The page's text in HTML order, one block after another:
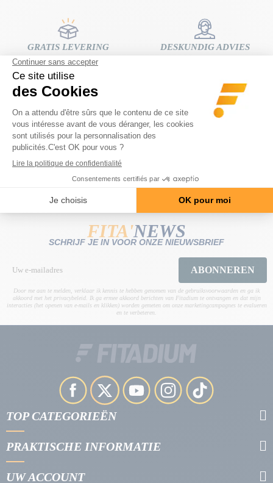
GRATIS LEVERING
Thuisbezorging vanaf € 80
aankoopbedrag
DESKUNDIG ADVIES
EENVOUDIG EN GRATIS
RETOURNEREN
14 dagen om van gedachten te
veranderen
BETALING IN 3 OF 4
FITA'NEWS
SCHRIJF JE IN VOOR ONZE NIEUWSBRIEF
ABONNEREN
Door me aan te melden, verklaar ik kennis te hebben genomen van de gebruiksvoorwaarden en ga ik
akkoord met het privacybeleid. Ik ga ermee akkoord berichten van Fitadium te ontvangen en dat mijn
interacties (het openen van e-mails en klikken) worden gemeten om onze marketingcampagnes te evalueren
en te verbeteren.
TOP CATEGORIEËN
PRAKTISCHE INFORMATIE
UW ACCOUNT